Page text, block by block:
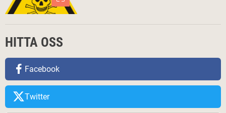
HITTA OSS
Facebook
Twitter